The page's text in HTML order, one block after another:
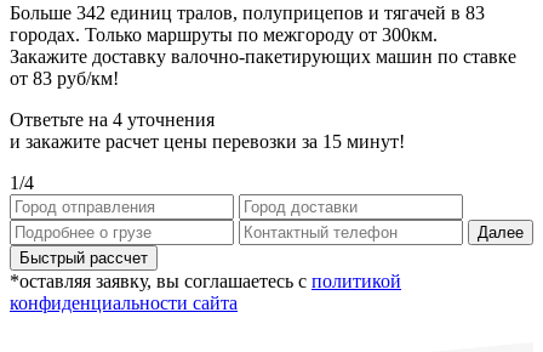
Больше 342 единиц тралов, полуприцепов и тягачей в 83
городах. Только маршруты по межгороду от 300км.
Закажите доставку валочно-пакетирующих машин по ставке
от 83 руб/км!
Ответьте на 4 уточнения
и закажите расчет цены перевозки за 15 минут!
1/4
Далее
*оставляя заявку, вы соглашаетесь с политикой
конфиденциальности сайта